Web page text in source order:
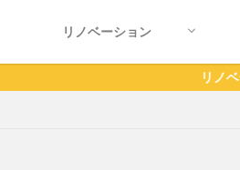
リノベーション
リノベーションとは
施工事例
費用・補助金
住宅ローン
後悔・デメリット
耐震性について 中
物
物
リノベーションをプロ